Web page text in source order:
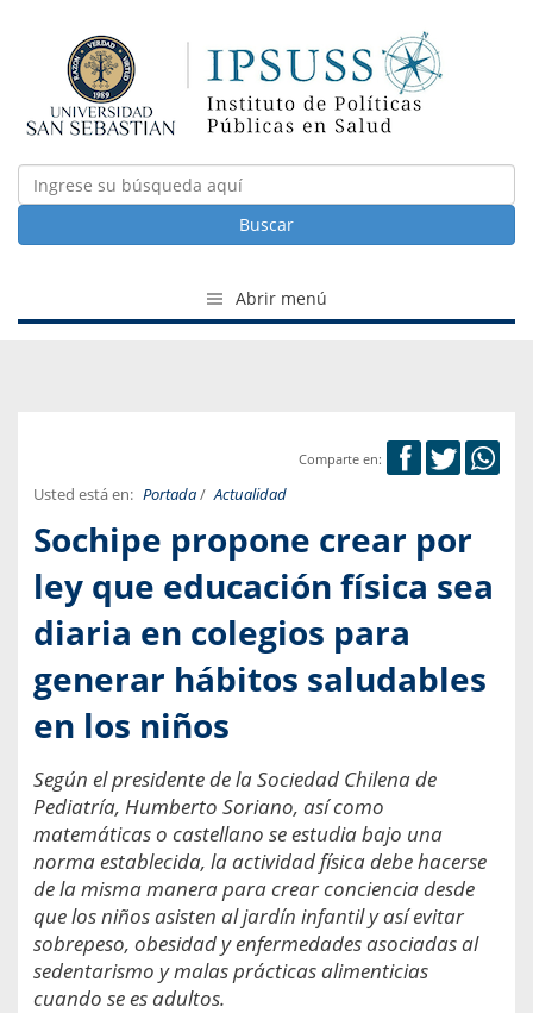
Buscar
Abrir menú
Comparte en:
Usted está en: Portada/ Actualidad
Sochipe propone crear por
ley que educación física sea
diaria en colegios para
generar hábitos saludables
en los niños
Según el presidente de la Sociedad Chilena de
Pediatría, Humberto Soriano, así como
matemáticas o castellano se estudia bajo una
norma establecida, la actividad física debe hacerse
de la misma manera para crear conciencia desde
que los niños asisten al jardín infantil y así evitar
sobrepeso, obesidad y enfermedades asociadas al
sedentarismo y malas prácticas alimenticias
cuando se es adultos.